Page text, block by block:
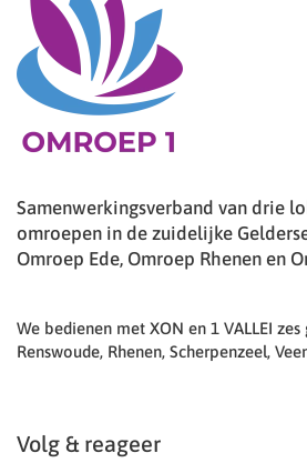
Samenwerkingsverband van drie
omroepen in de zuidelijke
Omroep Ede, Omroep Rhenen en
We bedienen met XON en 1 VALLEI zes
Renswoude, Rhenen, Scherpenzeel,
Volg & reageer